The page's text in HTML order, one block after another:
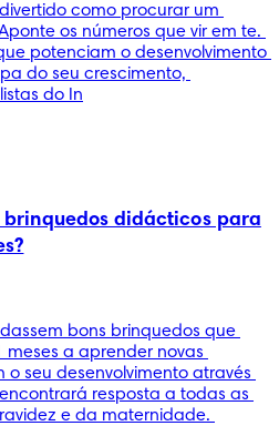
como procurar um
os números que vir em te.
potenciam o desenvolvimento
do seu crescimento,
do In
brinquedos didácticos para
bons brinquedos que
a aprender novas
seu desenvolvimento através
resposta a todas as
e da maternidade.